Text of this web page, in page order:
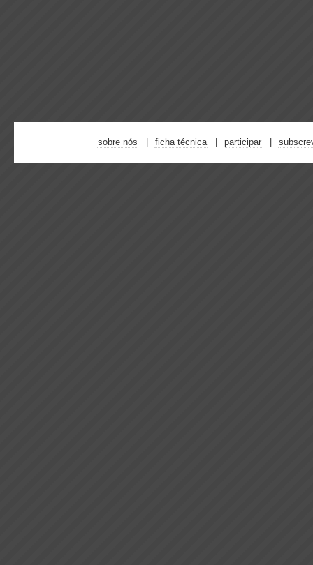
sobre nós ficha técnica participar